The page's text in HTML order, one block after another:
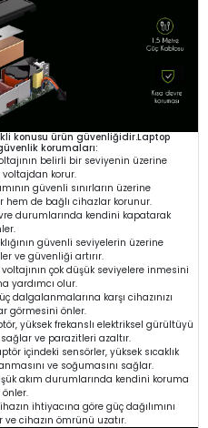
konusu ürün güvenliğidir.Laptop
korumaları:
belirli bir seviyenin üzerine
voltajdan korur.
güvenli sınırların üzerine
hem de bağlı cihazlar korunur.
durumlarında kendini kapatarak
güvenli seviyelerin üzerine
ve güvenliği artırır.
çok düşük seviyelere inmesini
yardımcı olur.
dalgalanmalarına karşı cihazınızı
görmesini önler.
yüksek frekanslı elektriksel gürültüyü
sağlar ve parazitleri azaltır.
içindeki sensörler, yüksek sıcaklık
ve soğumasını sağlar.
akım durumlarında kendini koruma
ihtiyacına göre güç dağılımını
cihazın ömrünü uzatır.